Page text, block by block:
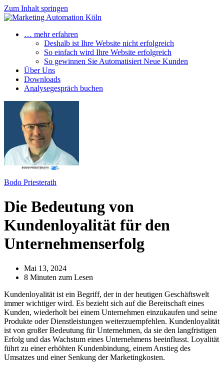
Zum Inhalt springen
… mehr erfahren
Deshalb ist Ihre Website nicht erfolgreich
So einfach wird Ihre Website erfolgreich
So gewinnen Sie Automatisiert Neue Kunden
Über Uns
Downloads
Analysegespräch buchen
Bodo Priesterath
Die Bedeutung von
Kundenloyalität für den
Unternehmenserfolg
Mai 13, 2024
8 Minuten zum Lesen
Kundenloyalität ist ein Begriff, der in der heutigen Geschäftswelt
immer wichtiger wird. Es bezieht sich auf die Bereitschaft eines
Kunden, wiederholt bei einem Unternehmen einzukaufen und seine
Produkte oder Dienstleistungen weiterzuempfehlen. Kundenloyalität
ist von großer Bedeutung für Unternehmen, da sie den langfristigen
Erfolg und das Wachstum eines Unternehmens beeinflusst. Loyalität
führt zu einer erhöhten Kundenbindung, einem Anstieg des
Umsatzes und einer Senkung der Marketingkosten.